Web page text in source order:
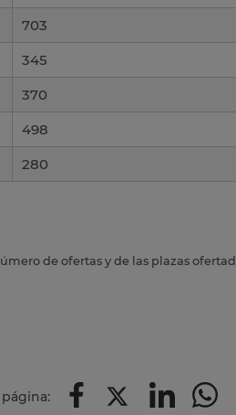
703
345
370
498
280
de ofertas y de las plazas